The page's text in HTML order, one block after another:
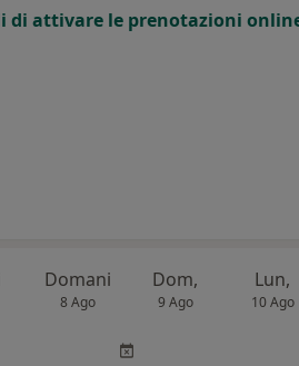
di attivare le prenotazioni
Domani
8 Ago
Dom,
9 Ago
Lun,
10 Ago